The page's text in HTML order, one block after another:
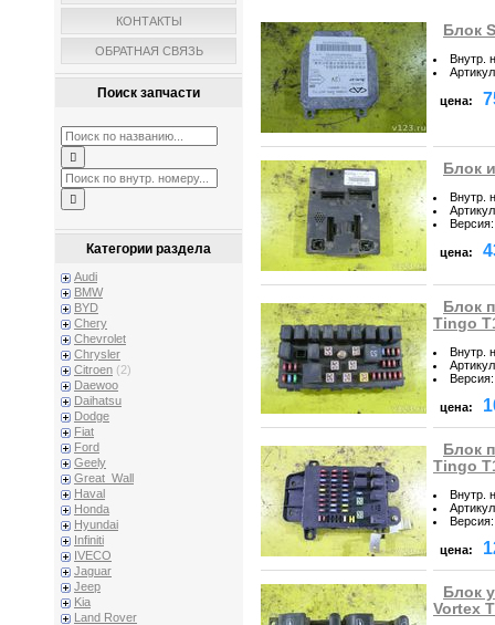
КОНТАКТЫ
ОБРАТНАЯ СВЯЗЬ
Поиск запчасти
Категории раздела
Audi
BMW
BYD
Chery
Chevrolet
Chrysler
Citroen (2)
Daewoo
Daihatsu
Dodge
Fiat
Ford
Geely
Great_Wall
Haval
Honda
Hyundai
Infiniti
IVECO
Jaguar
Jeep
Kia
Land Rover
Блок
Внутр.
Артикул
цена:
Блок
Внутр.
Артикул
Версия:
цена:
Блок
Tingo
Внутр.
Артикул
Версия:
цена:
Блок
Tingo
Внутр.
Артикул
Версия:
цена:
Блок
Vortex